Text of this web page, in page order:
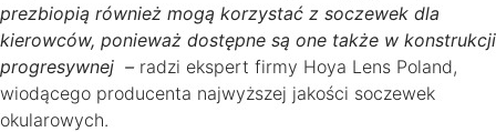
prezbiopią również mogą korzystać z soczewek dla
kierowców, ponieważ dostępne są one także w konstrukcji
progresywnej – radzi ekspert firmy Hoya Lens Poland,
wiodącego producenta najwyższej jakości soczewek
okularowych.